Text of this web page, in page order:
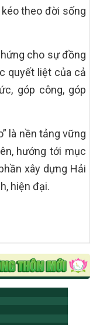
theo đời sống
cho sự đồng
quyết liệt của cả
góp công, góp
là nền tảng vững
hướng tới mục
xây dựng Hải
hiện đại.